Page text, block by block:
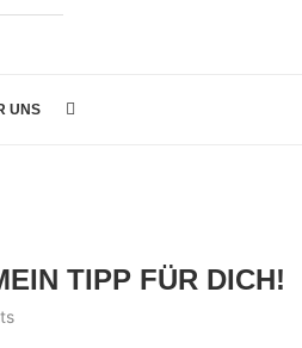
UNS
TIPP FÜR DICH!